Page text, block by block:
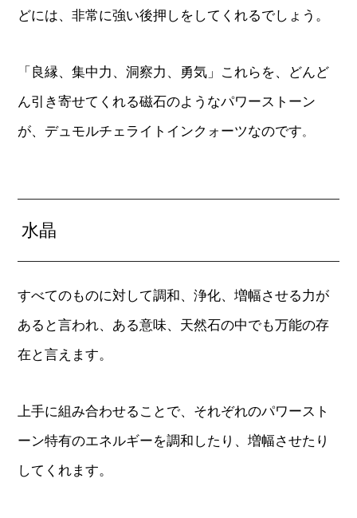
どには、非常に強い後押しをしてくれるでしょう。
「良縁、集中力、洞察力、勇気」これらを、どんど
ん引き寄せてくれる磁石のようなパワーストーン
が、デュモルチェライトインクォーツなのです。
水晶
すべてのものに対して調和、浄化、増幅させる力が
あると言われ、ある意味、天然石の中でも万能の存
在と言えます。
上手に組み合わせることで、それぞれのパワースト
ーン特有のエネルギーを調和したり、増幅させたり
してくれます。